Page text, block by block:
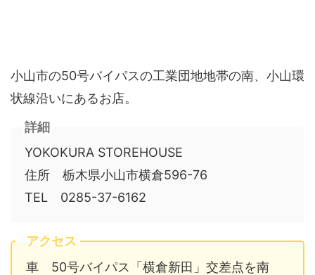
小山市の50号バイパスの工業団地地帯の南、小山環
状線沿いにあるお店。
詳細
YOKOKURA STOREHOUSE
住所 栃木県小山市横倉596-76
TEL 0285-37-6162
アクセス
車 50号バイパス「横倉新田」交差点を南